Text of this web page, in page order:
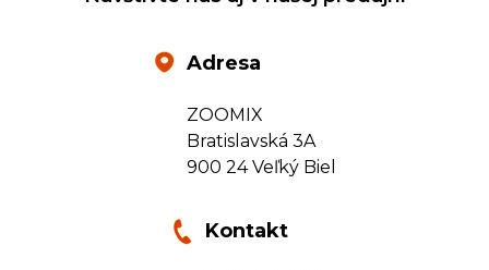
Adresa
ZOOMIX
Bratislavská 3A
900 24 Veľký Biel
Kontakt